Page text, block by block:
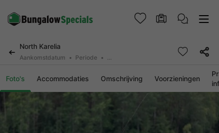
North Karelia
Aankomstdatum Periode 2 personen, 0 huisdier
Foto's Accommodaties Omschrijving Voorzieningen